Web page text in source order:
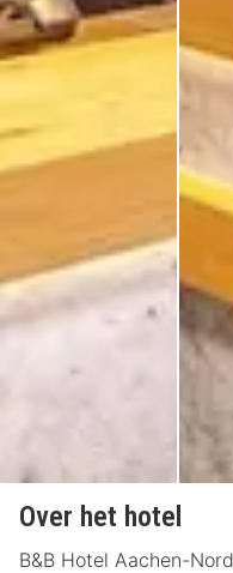
Over het hotel
B&B Hotel Aachen-